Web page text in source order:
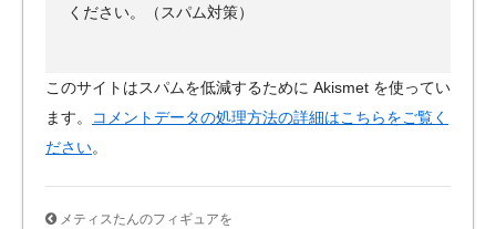
ください。（スパム対策）
このサイトはスパムを低減するために Akismet を使ってい
ます。
コメントデータの処理方法の詳細はこちらをご覧く
ださい。
メティスたんのフィギュアを